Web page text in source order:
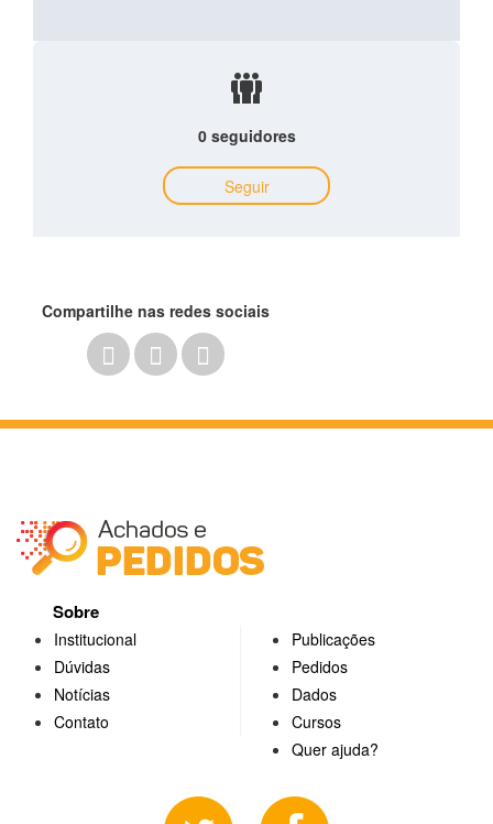
0 seguidores
Seguir
Compartilhe nas redes sociais
Sobre
Institucional
Dúvidas
Notícias
Contato
Publicações
Pedidos
Dados
Cursos
Quer ajuda?